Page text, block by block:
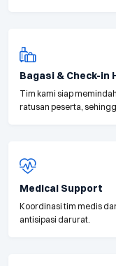
Bagasi & Check-in
Tim kami siap
ratusan peserta,
Medical Support
Koordinasi tim medis
antisipasi darurat.